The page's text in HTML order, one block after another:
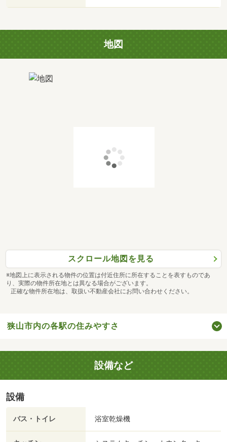
地図
スクロール地図を見る
※地図上に表示される物件の位置は付近住所に所在することを表すものであ
り、実際の物件所在地とは異なる場合がございます。
正確な物件所在地は、取扱い不動産会社にお問い合わせください。
狭山市内の各駅の住みやすさ
設備など
設備
バス・トイレ 浴室乾燥機